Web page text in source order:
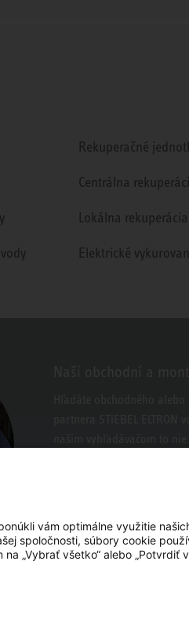
Rekuperačné
Centrálna
Lokálna rekuperácia
Elektrické
vám optimálne využitie
spoločnosti, súbory cookie
„Vybrať všetko“ alebo „Potvrdiť